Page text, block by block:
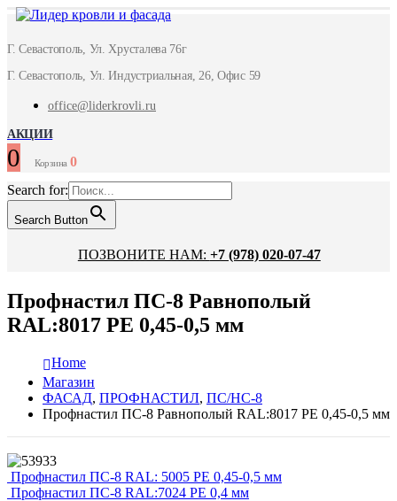
Г. Севастополь, Ул. Хрусталева 76г
Г. Севастополь, Ул. Индустриальная, 26, Офис 59
office@liderkrovli.ru
АКЦИИ
0 Корзина 0
Search for:
Search Button
ПОЗВОНИТЕ НАМ: +7 (978) 020-07-47
Профнастил ПС-8 Равнополый
RAL:8017 РЕ 0,45-0,5 мм
Home
Магазин
ФАСАД, ПРОФНАСТИЛ, ПС/НС-8
Профнастил ПС-8 Равнополый RAL:8017 РЕ 0,45-0,5 мм
Профнастил ПС-8 RAL: 5005 РЕ 0,45-0,5 мм
Профнастил ПС-8 RAL:7024 РЕ 0,4 мм